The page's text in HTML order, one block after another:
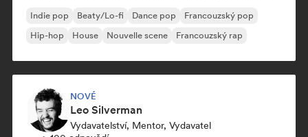
Indie pop Beaty/Lo-fi Dance pop
Francouzský pop
Hip-hop
House Nouvelle scene Francouzský rap
NOVÉ
Leo Silverman
Vydavatelství, Mentor, Vydavatel